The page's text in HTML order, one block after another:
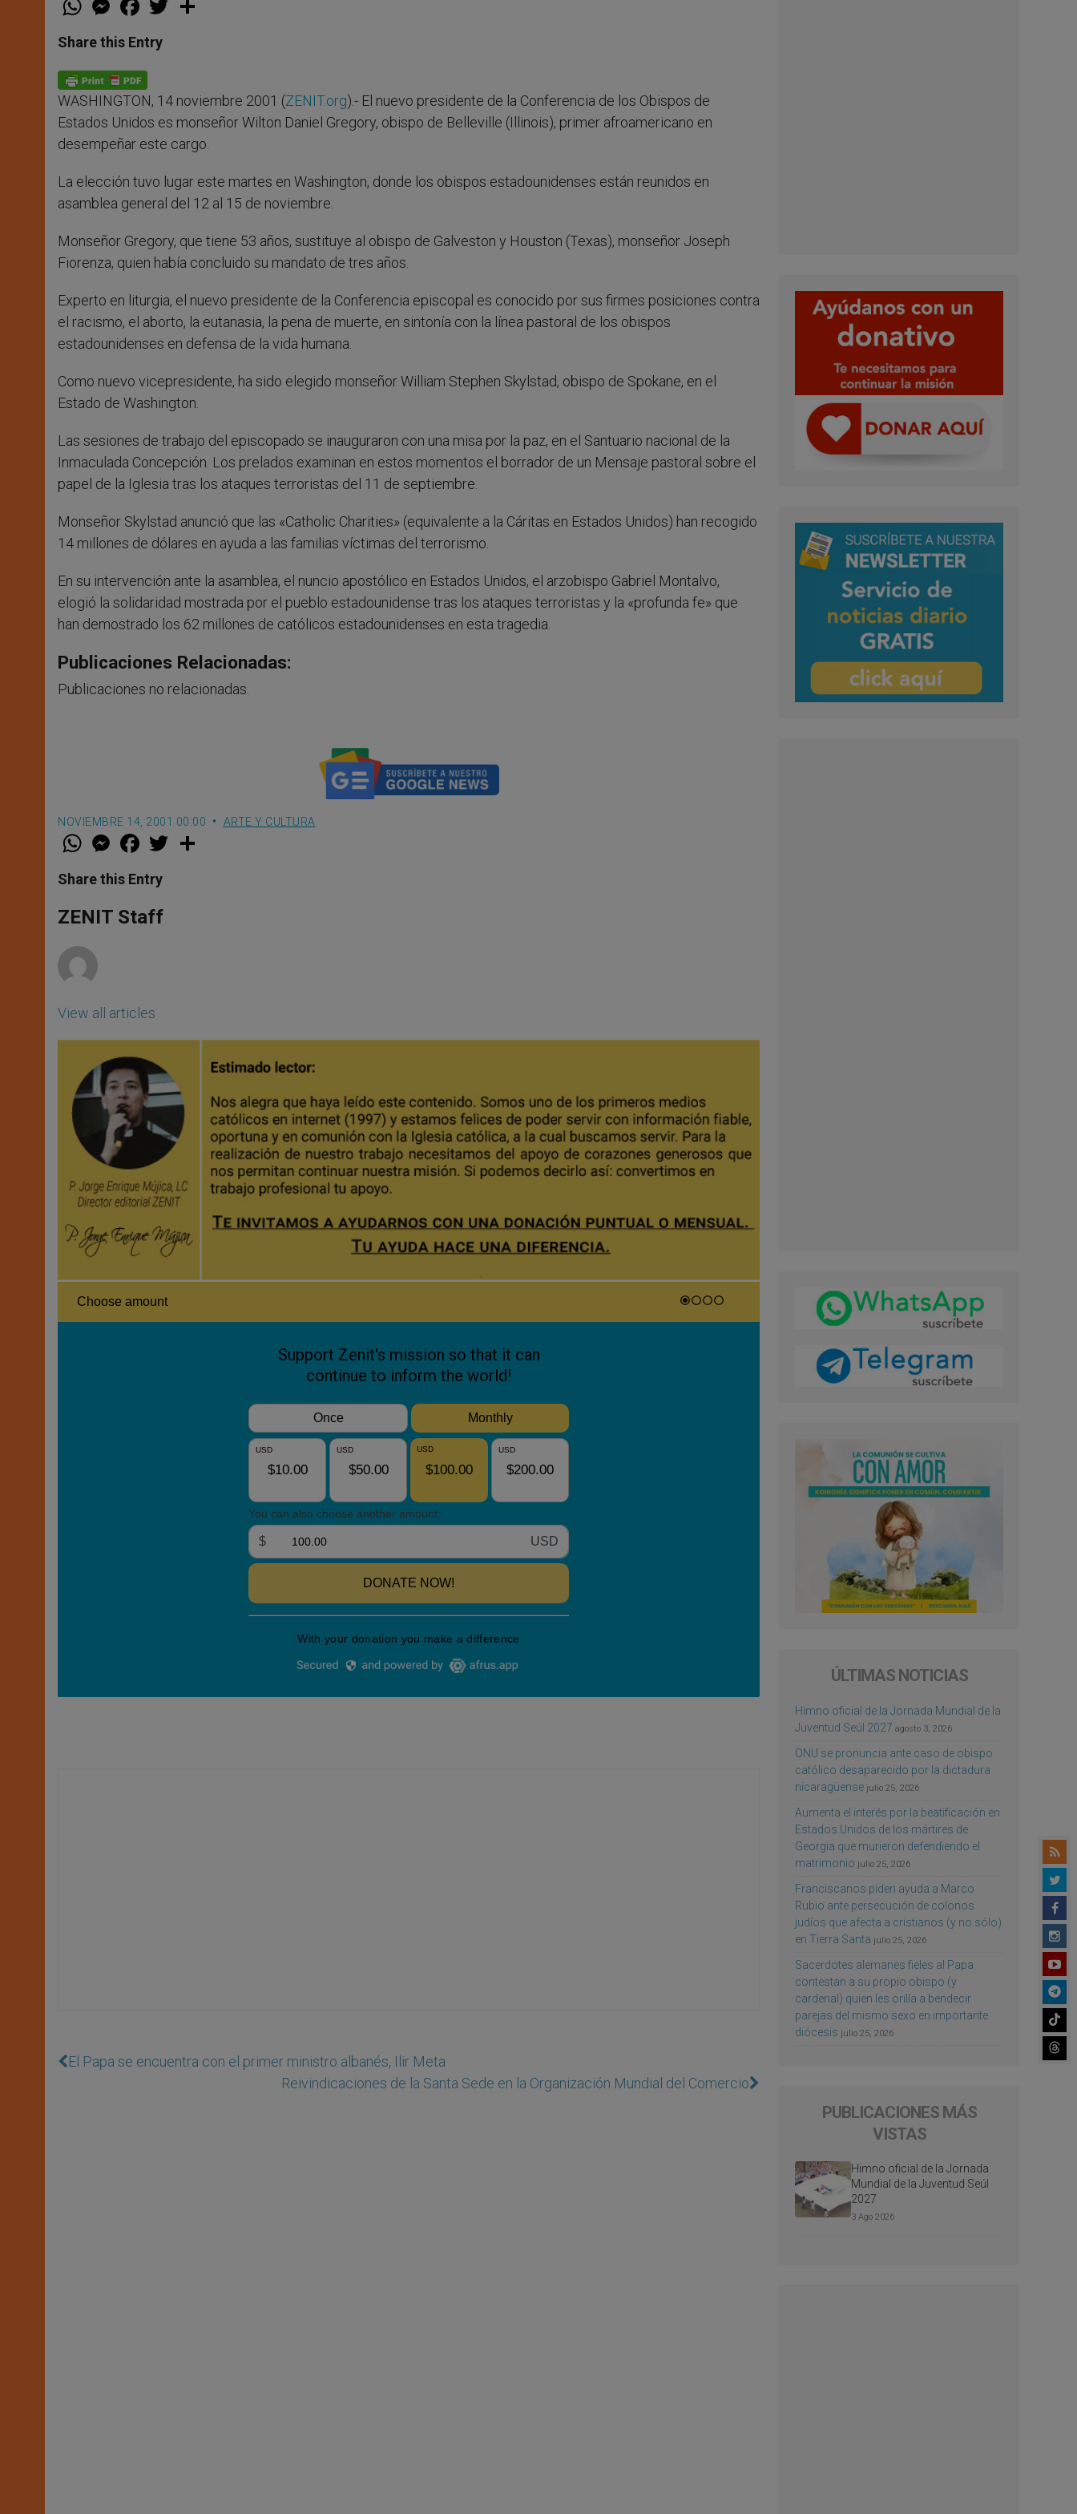
t
s
p
p
e
s
e
g
e
r
a
e
b
o
k
w
Share this Entry
WASHINGTON, 14 noviembre 2001 (ZENIT.org).- El nuevo presidente de la Conferencia de los Obispos de
Estados Unidos es monseñor Wilton Daniel Gregory, obispo de Belleville (Illinois), primer afroamericano en
desempeñar este cargo.
La elección tuvo lugar este martes en Washington, donde los obispos estadounidenses están reunidos en
asamblea general del 12 al 15 de noviembre.
Monseñor Gregory, que tiene 53 años, sustituye al obispo de Galveston y Houston (Texas), monseñor Joseph
Fiorenza, quien había concluido su mandato de tres años.
Experto en liturgia, el nuevo presidente de la Conferencia episcopal es conocido por sus firmes posiciones contra
el racismo, el aborto, la eutanasia, la pena de muerte, en sintonía con la línea pastoral de los obispos
estadounidenses en defensa de la vida humana.
Como nuevo vicepresidente, ha sido elegido monseñor William Stephen Skylstad, obispo de Spokane, en el
Estado de Washington.
Las sesiones de trabajo del episcopado se inauguraron con una misa por la paz, en el Santuario nacional de la
Inmaculada Concepción. Los prelados examinan en estos momentos el borrador de un Mensaje pastoral sobre el
papel de la Iglesia tras los ataques terroristas del 11 de septiembre.
Monseñor Skylstad anunció que las «Catholic Charities» (equivalente a la Cáritas en Estados Unidos) han recogido
14 millones de dólares en ayuda a las familias víctimas del terrorismo.
En su intervención ante la asamblea, el nuncio apostólico en Estados Unidos, el arzobispo Gabriel Montalvo,
elogió la solidaridad mostrada por el pueblo estadounidense tras los ataques terroristas y la «profunda fe» que
han demostrado los 62 millones de católicos estadounidenses en esta tragedia.
Publicaciones Relacionadas:
Publicaciones no relacionadas.
NOVIEMBRE 14, 2001 00:00 ARTE Y CULTURA
W
t
s
p
p
M
e
s
e
g
e
F
a
e
b
o
k
w
Share this Entry
ZENIT Staff
View all articles
El Papa se encuentra con el primer ministro albanés, Ilir Meta
Reivindicaciones de la Santa Sede en la Organización Mundial del Comercio
ÚLTIMAS NOTICIAS
Himno oficial de la Jornada Mundial de la
Juventud Seúl 2027 agosto 3, 2026
ONU se pronuncia ante caso de obispo
católico desaparecido por la dictadura
nicaragüense julio 25, 2026
Aumenta el interés por la beatificación en
Estados Unidos de los mártires de
Georgia que murieron defendiendo el
matrimonio julio 25, 2026
Franciscanos piden ayuda a Marco
Rubio ante persecución de colonos
judíos que afecta a cristianos (y no sólo)
en Tierra Santa julio 25, 2026
Sacerdotes alemanes fieles al Papa
contestan a su propio obispo (y
cardenal) quien les orilla a bendecir
parejas del mismo sexo en importante
diócesis julio 25, 2026
PUBLICACIONES MÁS
VISTAS
Himno oficial de la Jornada
Mundial de la Juventud Seúl
2027
3 Ago 2026